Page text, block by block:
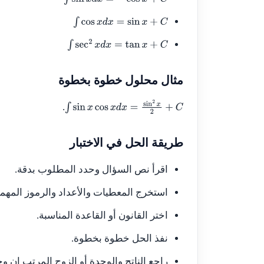
∫cosxdx=sin x+C
∫sec2x dx=tan x+C
مثال محلول خطوة بخطوة
∫sinxcosxdx=sin2 x2+C
.
طريقة الحل في الاختبار
اقرأ نص السؤال وحدد المطلوب بدقة.
استخرج المعطيات والأعداد والرموز
اختر القانون أو القاعدة المناسبة.
نفذ الحل خطوة بخطوة.
راجع الناتج والوحدة أو الزوج المرتب إن